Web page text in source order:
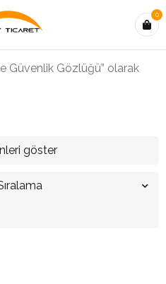
0
Güvenlik Gözlüğü” olarak
göster